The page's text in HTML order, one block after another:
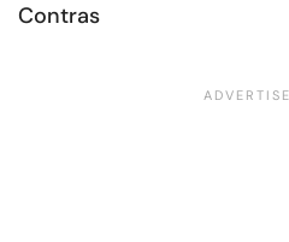
Contras